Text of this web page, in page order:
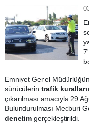
Emniyet Genel
sürücülerin trafik
çıkarılması amacıyla 29
Bulundurulması Mecburi
denetim gerçekleştirildi.